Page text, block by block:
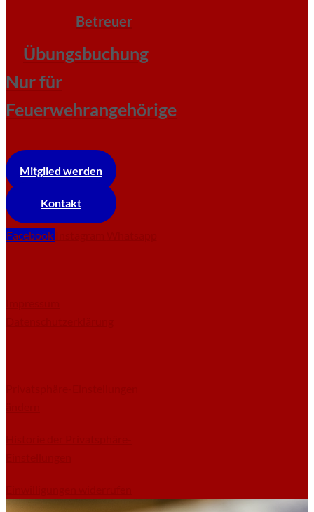
Betreuer
Übungsbuchung
Nur für
Feuerwehrangehörige
Mitglied werden
Kontakt
Facebook